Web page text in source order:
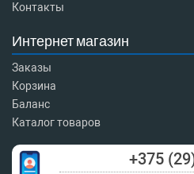
Контакты
Интернет магазин
Заказы
Корзина
Баланс
Каталог товаров
+375